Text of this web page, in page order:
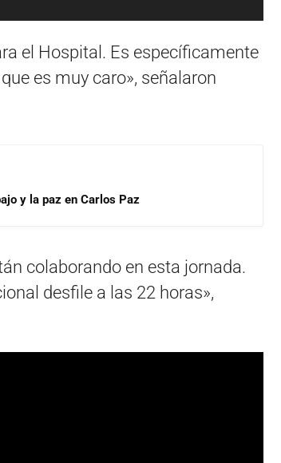
el Hospital. Es específicamente
es muy caro», señalaron
y la paz en Carlos Paz
colaborando en esta jornada.
desfile a las 22 horas»,